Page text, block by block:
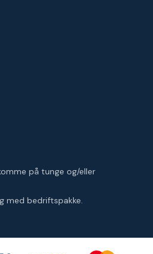
på tunge og/eller
med bedriftspakke.